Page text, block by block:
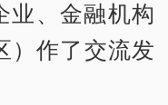
业、金融机构
）作了交流发